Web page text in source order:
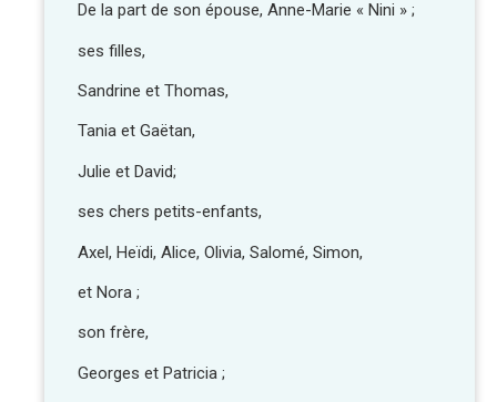
De la part de son épouse, Anne-Marie « Nini » ;
ses filles,
Sandrine et Thomas,
Tania et Gaëtan,
Julie et David;
ses chers petits-enfants,
Axel, Heïdi, Alice, Olivia, Salomé, Simon,
et Nora ;
son frère,
Georges et Patricia ;